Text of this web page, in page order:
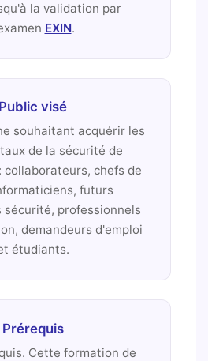
la validation par
EXIN.
Public visé
souhaitant acquérir les
de la sécurité de
collaborateurs, chefs de
futurs
sécurité, professionnels
demandeurs d'emploi
étudiants.
Prérequis
Cette formation de